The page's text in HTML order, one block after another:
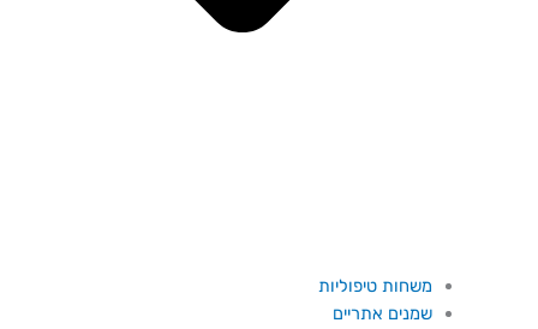
משחות טיפוליות
שמנים אתריים